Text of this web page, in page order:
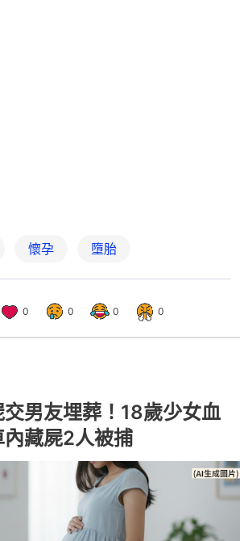
懷孕 墮胎
0 0 0 0
男友埋葬！18歲少女血
藏屍2人被捕